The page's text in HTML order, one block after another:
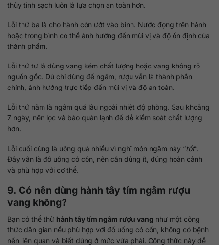
thủy tinh sạch luôn là lựa chọn an toàn hơn.
Lỗi thứ ba là cho hành còn ướt vào bình. Nước đọng trên hành
hoặc trong bình có thể ảnh hưởng đến mùi vị và độ ổn định của
thành phẩm.
Lỗi thứ tư là dùng vang kém chất lượng hoặc vang không rõ
nguồn gốc. Dù chỉ dùng để ngâm, rượu vẫn là thành phần
chính, ảnh hưởng trực tiếp đến mùi vị và độ an toàn.
Lỗi thứ năm là ngâm quá lâu ngoài nhiệt độ phòng. Sau khoảng
7 ngày, nên lọc và bảo quản lạnh để dễ kiểm soát chất lượng
hơn.
Lỗi cuối cùng là uống quá nhiều vì nghĩ món ngâm này “tốt”.
Đây vẫn là đồ uống có cồn, nên cần dùng ít, đúng hoàn cảnh
và phù hợp với cơ thể.
9. Có nên dùng hành tây tím ngâm rượu
vang không?
Bạn có thể thử hành tây tím ngâm rượu vang như một công
thức dân gian nếu phù hợp với đồ uống có cồn, không có bệnh
nền liên quan và biết dùng ở mức vừa phải. Công thức này dễ